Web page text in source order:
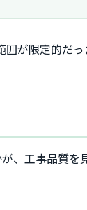
が限定的だ
、工事品質を